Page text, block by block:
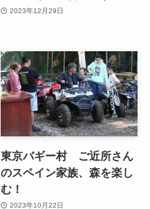
2023年12月29日
東京バギー村 ご近所さん
のスペイン家族、森を楽し
む！
2023年10月22日